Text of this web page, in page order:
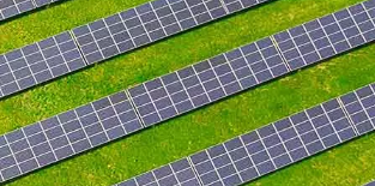
Français
Deutsch
Русский